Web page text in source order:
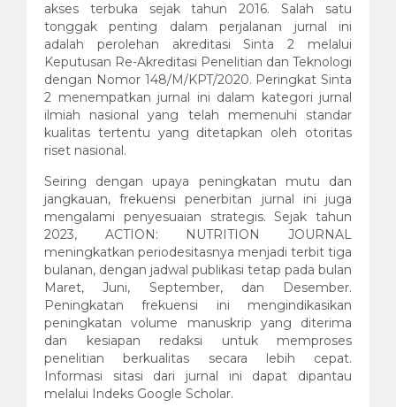
akses terbuka sejak tahun 2016. Salah satu
tonggak penting dalam perjalanan jurnal ini
adalah perolehan akreditasi Sinta 2 melalui
Keputusan Re-Akreditasi Penelitian dan Teknologi
dengan Nomor 148/M/KPT/2020. Peringkat Sinta
2 menempatkan jurnal ini dalam kategori jurnal
ilmiah nasional yang telah memenuhi standar
kualitas tertentu yang ditetapkan oleh otoritas
riset nasional.
Seiring dengan upaya peningkatan mutu dan
jangkauan, frekuensi penerbitan jurnal ini juga
mengalami penyesuaian strategis. Sejak tahun
2023, ACTION: NUTRITION JOURNAL
meningkatkan periodesitasnya menjadi terbit tiga
bulanan, dengan jadwal publikasi tetap pada bulan
Maret, Juni, September, dan Desember.
Peningkatan frekuensi ini mengindikasikan
peningkatan volume manuskrip yang diterima
dan kesiapan redaksi untuk memproses
penelitian berkualitas secara lebih cepat.
Informasi sitasi dari jurnal ini dapat dipantau
melalui Indeks Google Scholar.